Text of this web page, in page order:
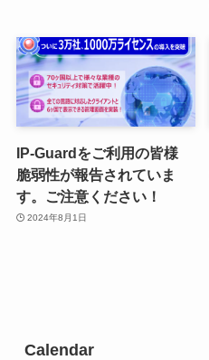
IP-Guardをご利用の皆様
脆弱性が報告されていま
す。ご注意ください！
2024年8月1日
Calendar